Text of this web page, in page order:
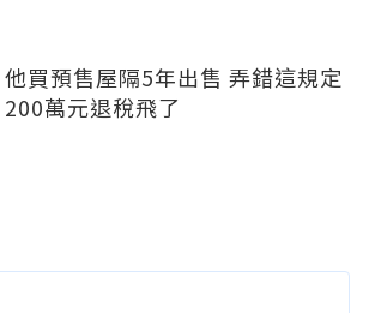
他買預售屋隔5年出售 弄錯這規定
200萬元退稅飛了